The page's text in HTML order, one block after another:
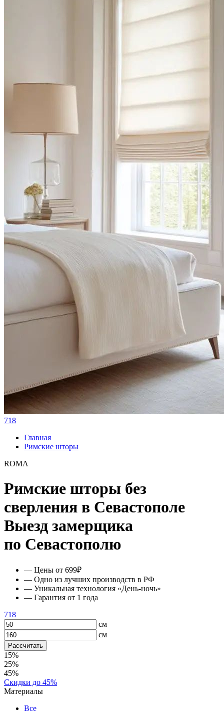
718
Главная
Римские шторы
ROMA
Римские шторы без
сверления в Севастополе
Выезд замерщика
по Севастополю
— Цены от 699₽
— Одно из лучших производств в РФ
— Уникальная технология «День-ночь»
— Гарантия от 1 года
718
см
см
Рассчитать
15%
25%
45%
Скидки до 45%
Материалы
Все